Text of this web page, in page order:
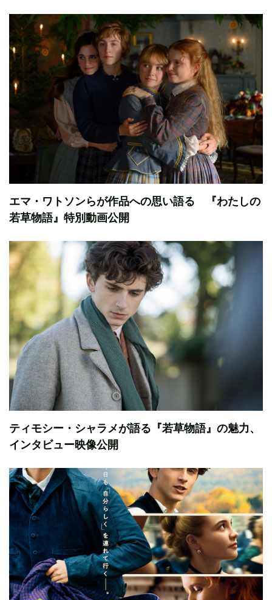
エマ・ワトソンらが作品への思い語る 『わたしの
若草物語』特別動画公開
ティモシー・シャラメが語る『若草物語』の魅力、
インタビュー映像公開